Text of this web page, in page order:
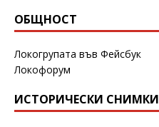
ОБЩНОСТ
Локогрупата във Фейсбук
Локофорум
ИСТОРИЧЕСКИ СНИМКИ